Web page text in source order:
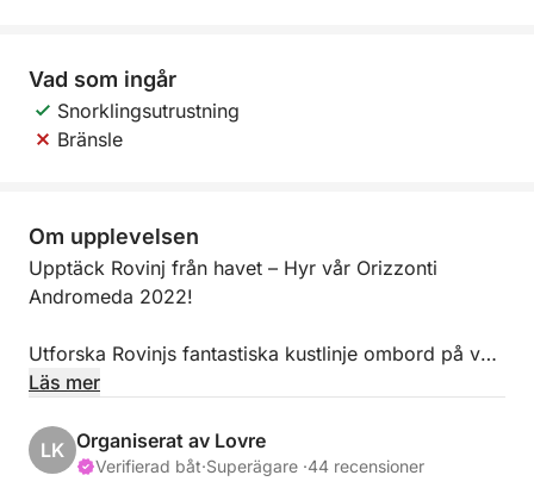
Vad som ingår
Snorklingsutrustning
Bränsle
Om upplevelsen
Upptäck Rovinj från havet – Hyr vår Orizzonti
Andromeda 2022!
Utforska Rovinjs fantastiska kustlinje ombord på vår
Orizzonti Andromeda, en elegant och bekväm 6,5
Mercury Pro XS-motor. Oavsett om du föredrar att
vara kapten själv (med giltigt båtkörkort) eller
Läs mer
LK Organiserat av Lovre
Verifierad båt·Superägare ·44 recensioner